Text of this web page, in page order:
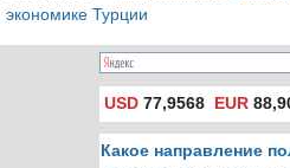
экономике Турции
USD 77,9568 EUR
Какое направление